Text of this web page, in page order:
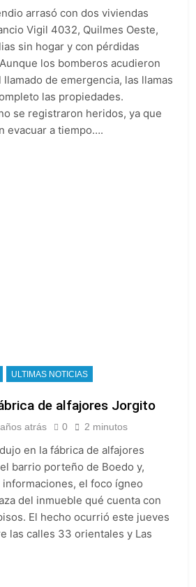
arrasó con dos viviendas
Vigil 4032, Quilmes Oeste,
sin hogar y con pérdidas
los bomberos acudieron
de emergencia, las llamas
las propiedades.
se registraron heridos, ya que
evacuar a tiempo….
ULTIMAS NOTICIAS
de alfajores Jorgito
atrás 0 2 minutos
en la fábrica de alfajores
barrio porteño de Boedo y,
el foco ígneo
del inmueble qué cuenta con
El hecho ocurrió este jueves
las calles 33 orientales y Las